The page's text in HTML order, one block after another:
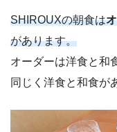
SHIROUXの朝食は
があります。
オーダーは洋食と和
同じく洋食と和食が